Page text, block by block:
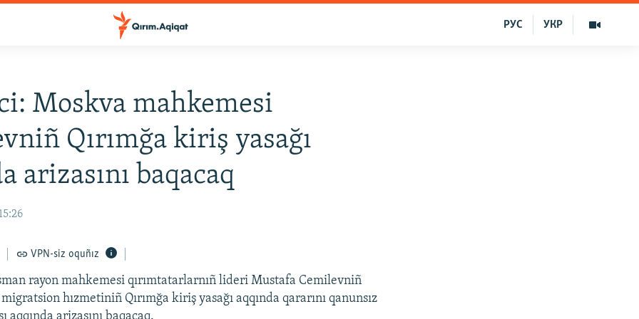
УКР
РУС
Moskva mahkemesi
Qırımğa kiriş yasağı
arizasını baqacaq
VPN-siz oquñız
rayon mahkemesi qırımtatarlarnıñ lideri Mustafa Cemilevniñ
hızmetiniñ Qırımğa kiriş yasağı aqqında qararını qanunsız